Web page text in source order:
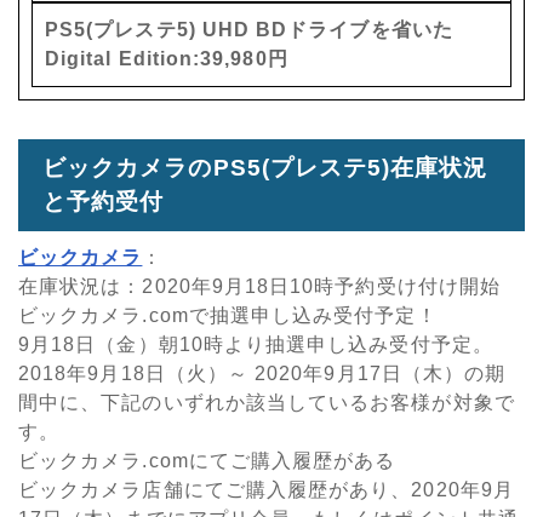
PS5(プレステ5) UHD BDドライブを省いた
Digital Edition:39,980円
ビックカメラのPS5(プレステ5)在庫状況
と予約受付
ビックカメラ ：
在庫状況は：2020年9月18日10時予約受け付け開始
ビックカメラ.comで抽選申し込み受付予定！
9月18日（金）朝10時より抽選申し込み受付予定。
2018年9月18日（火）～ 2020年9月17日（木）の期
間中に、下記のいずれか該当しているお客様が対象で
す。
ビックカメラ.comにてご購入履歴がある
ビックカメラ店舗にてご購入履歴があり、2020年9月